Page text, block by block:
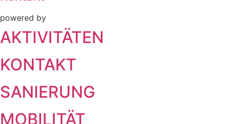
powered by
AKTIVITÄTEN
KONTAKT
SANIERUNG
MOBILITÄT